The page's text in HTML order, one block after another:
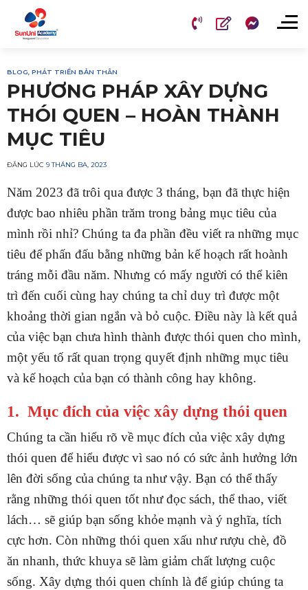
BLOG PHÁT TRIỂN BẢN THÂN
PHƯƠNG PHÁP XÂY DỰNG
THÓI QUEN – HOÀN THÀNH
MỤC TIÊU
ĐĂNG LÚC 9 THÁNG BA, 2023
Năm 2023 đã trôi qua được 3 tháng, bạn đã thực hiện
được bao nhiêu phần trăm trong bảng mục tiêu của
mình rồi nhỉ? Chúng ta đa phần đều viết ra những mục
tiêu để phấn đấu bằng những bản kế hoạch rất hoành
tráng mỗi đầu năm. Nhưng có mấy người có thể kiên
trì đến cuối cùng hay chúng ta chỉ duy trì được một
khoảng thời gian ngắn và bỏ cuộc. Điều này là kết quả
của việc bạn chưa hình thành được thói quen cho mình,
một yếu tố rất quan trọng quyết định những mục tiêu
và kế hoạch của bạn có thành công hay không.
1. Mục đích của việc xây dựng thói quen
Chúng ta cần hiểu rõ về mục đích của việc xây dựng
thói quen để hiểu được vì sao nó có sức ảnh hưởng lớn
lên đời sống của chúng ta như vậy. Bạn có thể thấy
rằng những thói quen tốt như đọc sách, thể thao, viết
lách… sẽ giúp bạn sống khỏe mạnh và ý nghĩa, tích
cực hơn. Còn những thói quen xấu như rượu chè, đồ
ăn nhanh, thức khuya sẽ làm giảm chất lượng cuộc
sống. Xây dựng thói quen chính là để giúp chúng ta